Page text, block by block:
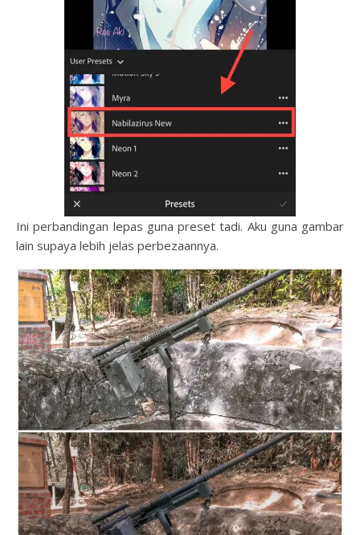
Ini perbandingan lepas guna preset tadi. Aku guna gambar
lain supaya lebih jelas perbezaannya.